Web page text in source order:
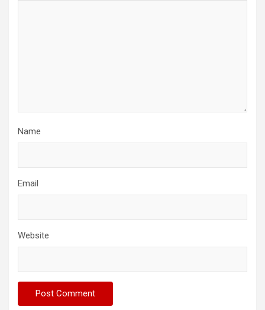
Name
Email
Website